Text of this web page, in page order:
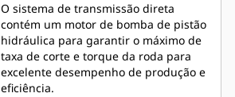
O sistema de transmissão direta
contém um motor de bomba de pistão
hidráulica para garantir o máximo de
taxa de corte e torque da roda para
excelente desempenho de produção e
eficiência.